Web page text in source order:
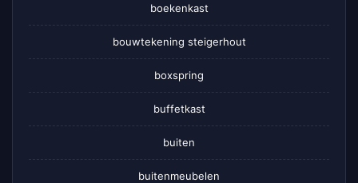
boekenkast
bouwtekening steigerhout
boxspring
buffetkast
buiten
buitenmeubelen